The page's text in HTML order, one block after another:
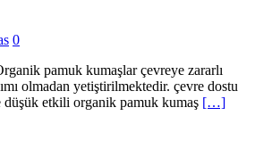
0
pamuk kumaşlar çevreye zararlı
olmadan yetiştirilmektedir. çevre dostu
etkili organik pamuk kumaş […]